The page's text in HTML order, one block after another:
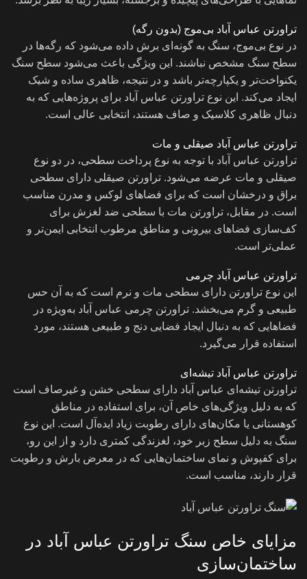
تراورتن عباس آباد بی‌موج (بدون رگه)
در نوع بی‌موج، سنگ به گونه‌ای برش داده می‌شود که رگه‌ها در
سطح سنگ مشخص نباشند. این ویژگی باعث می‌شود سطح سنگ
یکنواخت‌تر و یکپارچه‌تر باشد و در نتیجه، ظاهری ساده و شیک
ایجاد می‌کند. این نوع تراورتن عباس آباد برای پروژه‌هایی که به
دنبال ظاهری کلاسیک و صاف هستند، انتخابی عالی است.
تراورتن عباس آباد صیقلی و مات
تراورتن عباس آباد با توجه به نوع پرداخت سطحی، در دو نوع
صیقلی و مات عرضه می‌شود. تراورتن صیقلی دارای سطحی
براق و درخشان است که برای فضاهای لوکس و مدرن مناسب
است. در مقابل، تراورتن مات با سطحی ضد لغزش برای
کف‌سازی فضاهای بیرونی و مناطق مرطوب انتخابی ایمن‌تر و
عملی‌تر است.
تراورتن عباس آباد چرمی
این نوع تراورتن دارای سطحی مات و نرم است که به آن حس
طبیعی و گرم می‌بخشد. تراورتن چرمی عباس آباد به‌ویژه در
فضاهایی که به دنبال ایجاد فضایی دنج و طبیعی هستند، مورد
استفاده قرار می‌گیرد.
تراورتن عباس آباد تیشه‌ای
تراورتن تیشه‌ای عباس آباد دارای سطحی خشن و غیرصاف است
که به دلیل ویژگی‌های خاص آن، برای استفاده در مناطق
کوهستانی یا مکان‌های دارای رطوبت زیاد ایده‌آل است. این نوع
سنگ به دلیل سطح زبر خود، لغزندگی کمتری دارد و از این رو،
برای کفپوش‌ و نمای ساختمان‌هایی که در معرض بارش و رطوبت
قرار دارند، مناسب است.
مزایای خاص سنگ تراورتن عباس آباد در
ساختمان‌سازی